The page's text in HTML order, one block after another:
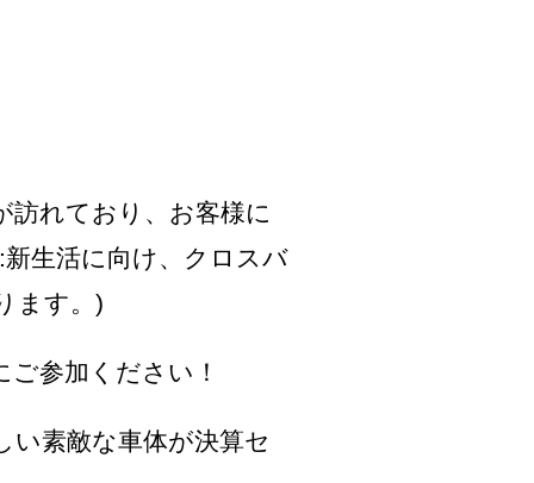
訪れており、お客様に
生活に向け、クロスバ
ます。)
参加ください！
素敵な車体が決算セ